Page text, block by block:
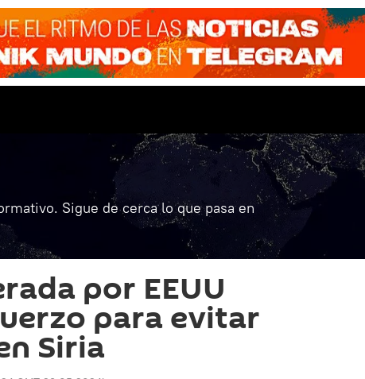
Sigue de cerca lo que pasa en
por EEUU
para evitar
Siria